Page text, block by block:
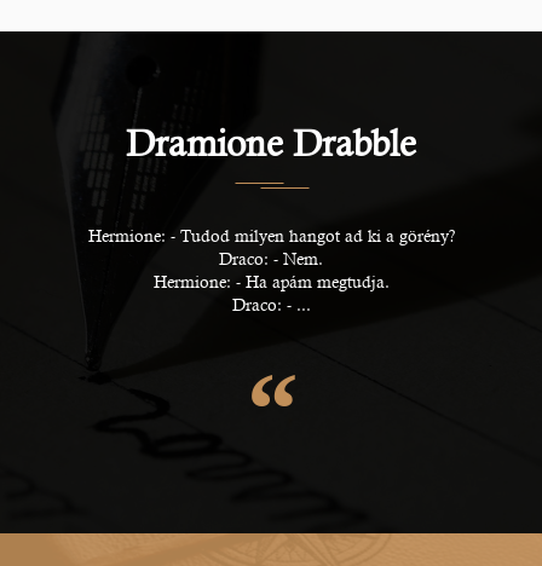
Dramione Drabble
Hermione: - Tudod milyen hangot ad ki a görény?
Draco: - Nem.
Hermione: - Ha apám megtudja.
Draco: - ...